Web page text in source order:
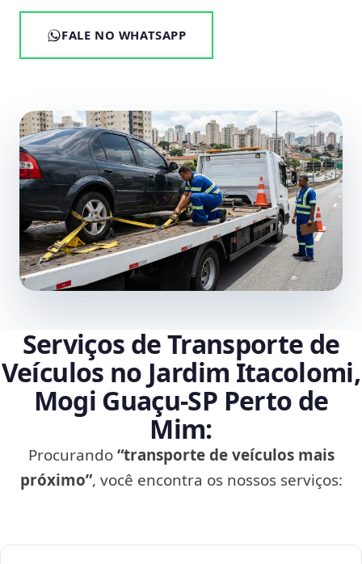
FALE NO WHATSAPP
Serviços de Transporte de
Veículos no Jardim Itacolomi,
Mogi Guaçu‑SP Perto de
Mim:
Procurando“transporte de veículos mais
próximo”, você encontra os nossos serviços: